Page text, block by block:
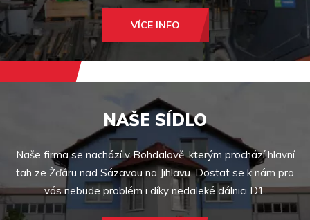
VÍCE INFO
NAŠE SÍDLO
Naše firma se nachází v Bohdalově, kterým prochází hlavní
tah ze Žďáru nad Sázavou na Jihlavu. Dostat se k nám pro
vás nebude problém i díky nedaleké dálnici D1.